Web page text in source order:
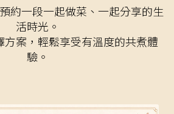
約一段一起做菜、一起分享的生
活時光。
方案，輕鬆享受有溫度的共煮體
驗。